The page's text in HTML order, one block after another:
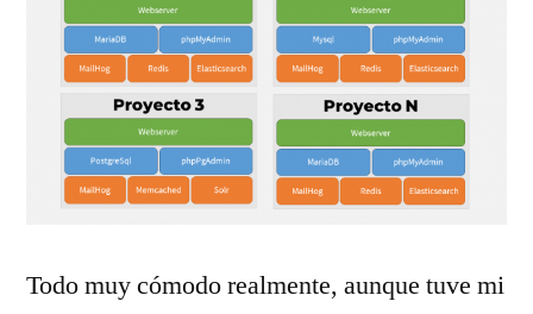
Todo muy cómodo realmente, aunque tuve mi